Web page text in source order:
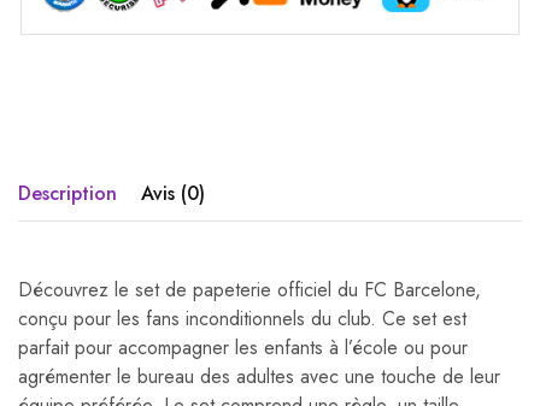
Description Avis (0)
Découvrez le set de papeterie officiel du FC Barcelone,
conçu pour les fans inconditionnels du club. Ce set est
parfait pour accompagner les enfants à l’école ou pour
agrémenter le bureau des adultes avec une touche de leur